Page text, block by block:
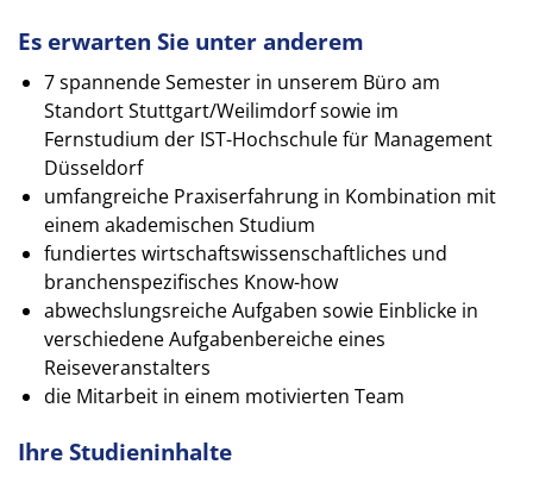
Es erwarten Sie unter anderem
7 spannende Semester in unserem Büro am
Standort Stuttgart/Weilimdorf sowie im
Fernstudium der IST-Hochschule für Management
Düsseldorf
umfangreiche Praxiserfahrung in Kombination mit
einem akademischen Studium
fundiertes wirtschaftswissenschaftliches und
branchenspezifisches Know-how
abwechslungsreiche Aufgaben sowie Einblicke in
verschiedene Aufgabenbereiche eines
Reiseveranstalters
die Mitarbeit in einem motivierten Team
Ihre Studieninhalte